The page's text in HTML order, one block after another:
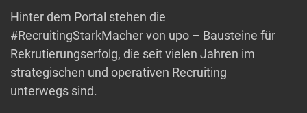
Hinter dem Portal stehen die
#RecruitingStarkMacher von upo – Bausteine für
Rekrutierungserfolg, die seit vielen Jahren im
strategischen und operativen Recruiting
unterwegs sind.